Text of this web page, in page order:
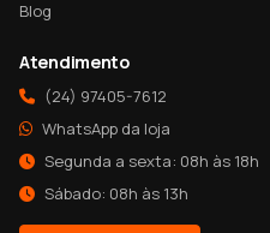
Blog
Atendimento
(24) 97405-7612
WhatsApp da loja
Segunda a sexta: 08h às 18h
Sábado: 08h às 13h